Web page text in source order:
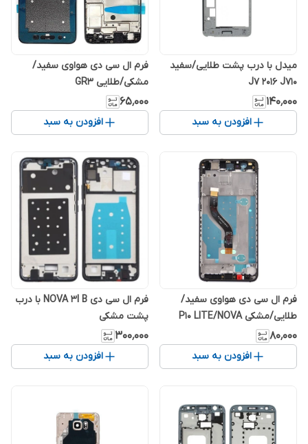
میدل با درب پشت طلایی/سفید
J7 2016 J710
۱۴۰٬۰۰۰
افزودن به سبد
فرم ال سی دی هواوی سفید/
مشکی/طلایی GR3
۶۵٬۰۰۰
افزودن به سبد
فرم ال سی دی هواوی سفید/
طلایی/مشکی P10 LITE/NOVA
LITE
۸۰٬۰۰۰
افزودن به سبد
فرم ال سی دی NOVA 3I B با درب
پشت مشکی
۳۰۰٬۰۰۰
افزودن به سبد